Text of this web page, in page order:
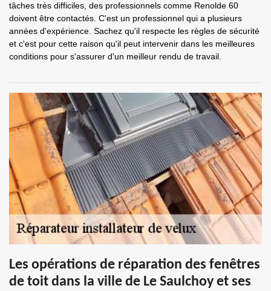
tâches très difficiles, des professionnels comme Renolde 60
doivent être contactés. C'est un professionnel qui a plusieurs
années d'expérience. Sachez qu'il respecte les règles de sécurité
et c'est pour cette raison qu'il peut intervenir dans les meilleures
conditions pour s'assurer d'un meilleur rendu de travail.
Les opérations de réparation des fenêtres
de toit dans la ville de Le Saulchoy et ses